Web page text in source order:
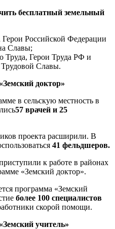
бесплатный земельный
Российской Федерации
Славы;
Труда, Герои Труда РФ и
Славы.
доктор»
в сельскую местность в
57 врачей и 25
проекта расширили. В
41 фельдшеров.
к работе в районах
«Земский доктор».
программа «Земский
более 100 специалистов
скорой помощи.
учитель»